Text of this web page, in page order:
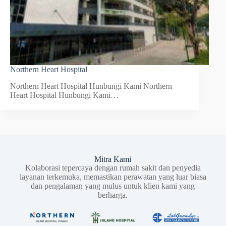
Northern Heart Hospital
Northern Heart Hospital Hunbungi Kami Northern
Heart Hospital Hunbungi Kami…
Mitra Kami
Kolaborasi tepercaya dengan rumah sakit dan penyedia
layanan terkemuka, memastikan perawatan yang luar biasa
dan pengalaman yang mulus untuk klien kami yang
berharga.